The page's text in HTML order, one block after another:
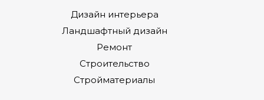
Дизайн интерьера
Ландшафтный дизайн
Ремонт
Строительство
Стройматериалы